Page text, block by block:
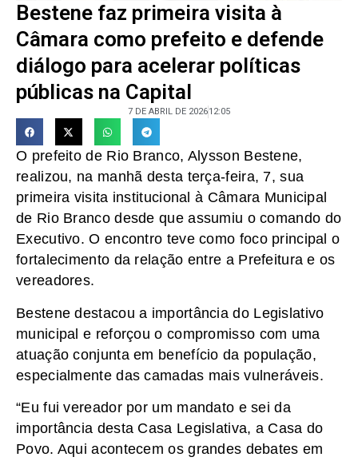
Bestene faz primeira visita à
Câmara como prefeito e defende
diálogo para acelerar políticas
públicas na Capital
7 DE ABRIL DE 202612:05
O prefeito de Rio Branco, Alysson Bestene,
realizou, na manhã desta terça-feira, 7, sua
primeira visita institucional à Câmara Municipal
de Rio Branco desde que assumiu o comando do
Executivo. O encontro teve como foco principal o
fortalecimento da relação entre a Prefeitura e os
vereadores.
Bestene destacou a importância do Legislativo
municipal e reforçou o compromisso com uma
atuação conjunta em benefício da população,
especialmente das camadas mais vulneráveis.
“Eu fui vereador por um mandato e sei da
importância desta Casa Legislativa, a Casa do
Povo. Aqui acontecem os grandes debates em